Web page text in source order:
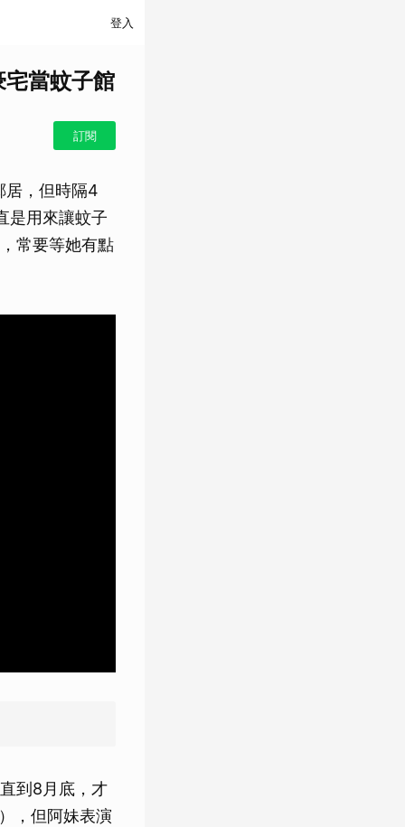
登入
當蚊子館
訂閱
居，但時隔4
是用來讓蚊子
常要等她有點
到8月底，才
，但阿妹表演